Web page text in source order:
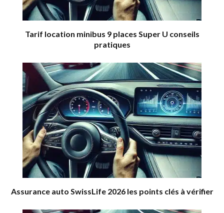
Tarif location minibus 9 places Super U conseils
pratiques
Assurance auto SwissLife 2026 les points clés à vérifier